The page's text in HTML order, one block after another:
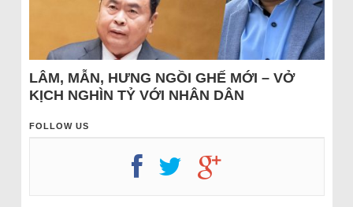
LÂM, MẪN, HƯNG NGỒI GHẾ MỚI – VỞ
KỊCH NGHÌN TỶ VỚI NHÂN DÂN
FOLLOW US